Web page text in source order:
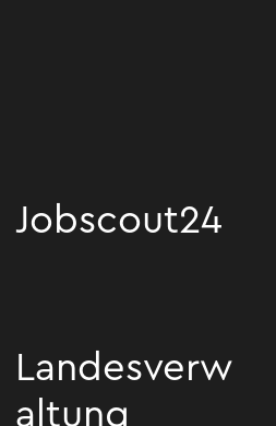
Jobscout24
Landesverw
altung